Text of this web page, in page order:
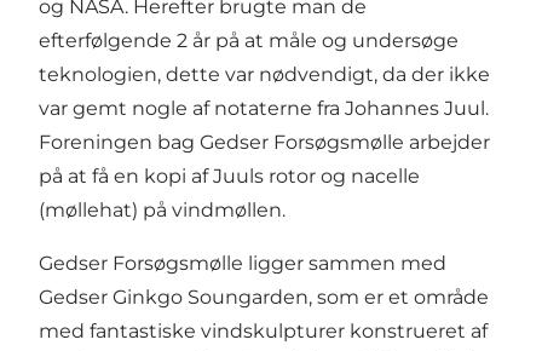
og NASA. Herefter brugte man de
efterfølgende 2 år på at måle og undersøge
teknologien, dette var nødvendigt, da der ikke
var gemt nogle af notaterne fra Johannes Juul.
Foreningen bag Gedser Forsøgsmølle arbejder
på at få en kopi af Juuls rotor og nacelle
(møllehat) på vindmøllen.
Gedser Forsøgsmølle ligger sammen med
Gedser Ginkgo Soungarden, som er et område
med fantastiske vindskulpturer konstrueret af